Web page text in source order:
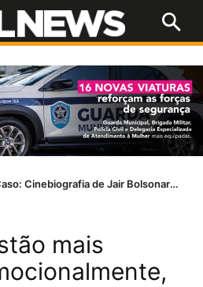
Entenda o Caso: Cinebiografia de Jair Bolsonaro tem problemas com a Ancine
mais